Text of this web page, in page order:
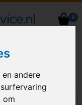
andere
om
0